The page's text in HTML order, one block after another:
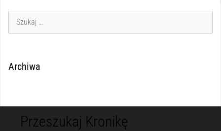
Archiwa
Przeszukaj Kronikę